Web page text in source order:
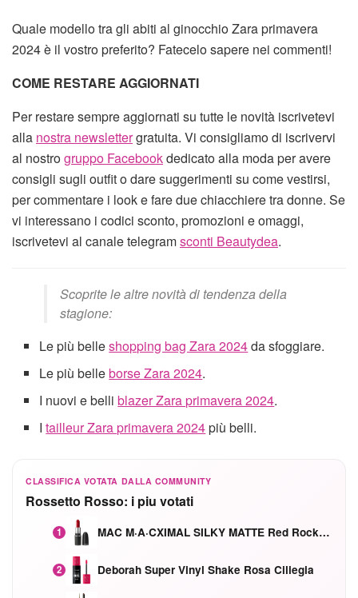
Quale modello tra gli abiti al ginocchio Zara primavera
2024 è il vostro preferito? Fatecelo sapere nei commenti!
COME RESTARE AGGIORNATI
Per restare sempre aggiornati su tutte le novità iscrivetevi
alla nostra newslettergratuita. Vi consigliamo di iscrivervi
al nostrogruppo Facebookdedicato alla moda per avere
consigli sugli outfit o dare suggerimenti su come vestirsi,
per commentare i look e fare due chiacchiere tra donne. Se
vi interessano i codici sconto, promozioni e omaggi,
iscrivetevi al canale telegramsconti Beautydea.
Scoprite le altre novità di tendenza della
stagione:
Le più belleshopping bag Zara 2024da sfoggiare.
Le più belleborse Zara 2024.
I nuovi e belliblazer Zara primavera 2024.
Itailleur Zara primavera 2024più belli.
CLASSIFICA VOTATA DALLA COMMUNITY
Rossetto Rosso: i piu votati
1 MAC M·A·CXIMAL SILKY MATTE Red Rock mat
2 Deborah Super Vinyl Shake Rosa Ciliegia